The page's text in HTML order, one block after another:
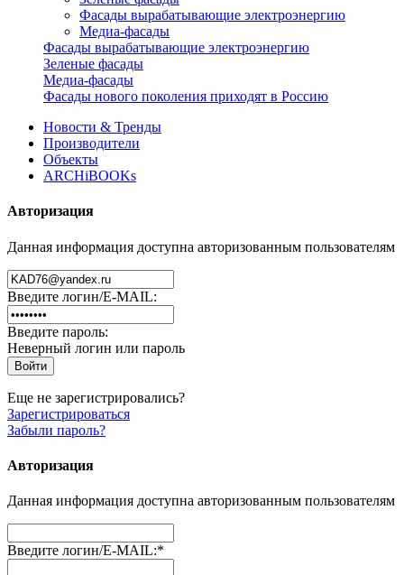
Фасады вырабатывающие электроэнергию
Медиа-фасады
Фасады вырабатывающие электроэнергию
Зеленые фасады
Медиа-фасады
Фасады нового поколения приходят в Россию
Новости & Тренды
Производители
Объекты
ARCHiBOOKs
Авторизация
Данная информация доступна авторизованным пользователям
Введите логин/E-MAIL:
Введите пароль:
Неверный логин или пароль
Еще не зарегистрировались?
Зарегистрироваться
Забыли пароль?
Авторизация
Данная информация доступна авторизованным пользователям
Введите логин/E-MAIL:*